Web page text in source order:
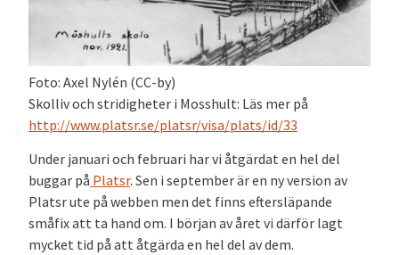
Foto: Axel Nylén (CC-by)
Skolliv och stridigheter i Mosshult: Läs mer på
http://www.platsr.se/platsr/visa/plats/id/33
Under januari och februari har vi åtgärdat en hel del
buggar på Platsr. Sen i september är en ny version av
Platsr ute på webben men det finns eftersläpande
småfix att ta hand om. I början av året vi därför lagt
mycket tid på att åtgärda en hel del av dem.